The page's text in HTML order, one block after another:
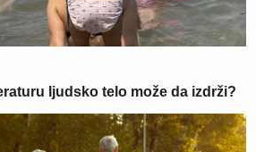
ljudsko telo može da izdrži?